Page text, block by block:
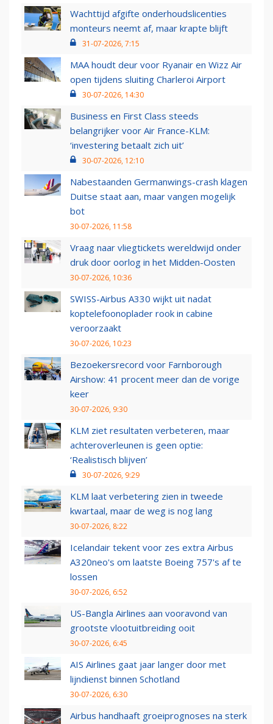
Wachttijd afgifte onderhoudslicenties
monteurs neemt af, maar krapte blijft
31-07-2026, 7:15
MAA houdt deur voor Ryanair en Wizz Air
open tijdens sluiting Charleroi Airport
30-07-2026, 14:30
Business en First Class steeds
belangrijker voor Air France-KLM:
‘investering betaalt zich uit’
30-07-2026, 12:10
Nabestaanden Germanwings-crash klagen
Duitse staat aan, maar vangen mogelijk
bot
30-07-2026, 11:58
Vraag naar vliegtickets wereldwijd onder
druk door oorlog in het Midden-Oosten
30-07-2026, 10:36
SWISS-Airbus A330 wijkt uit nadat
koptelefoonoplader rook in cabine
veroorzaakt
30-07-2026, 10:23
Bezoekersrecord voor Farnborough
Airshow: 41 procent meer dan de vorige
keer
30-07-2026, 9:30
KLM ziet resultaten verbeteren, maar
achteroverleunen is geen optie:
‘Realistisch blijven’
30-07-2026, 9:29
KLM laat verbetering zien in tweede
kwartaal, maar de weg is nog lang
30-07-2026, 8:22
Icelandair tekent voor zes extra Airbus
A320neo's om laatste Boeing 757's af te
lossen
30-07-2026, 6:52
US-Bangla Airlines aan vooravond van
grootste vlootuitbreiding ooit
30-07-2026, 6:45
AIS Airlines gaat jaar langer door met
lijndienst binnen Schotland
30-07-2026, 6:30
Airbus handhaaft groeiprognoses na sterk